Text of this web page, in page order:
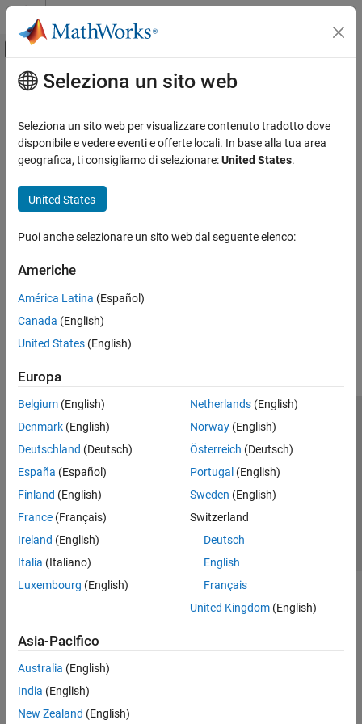
Vai al contenuto
Attiva/disattiva menu di navigazione
Pagina iniziale della documentazione
Contenuto principale
Seleziona un sito web
Seleziona un sito web per visualizzare contenuto tradotto dove
disponibile e vedere eventi e offerte locali. In base alla tua area
geografica, ti consigliamo di selezionare:United States.
United States
Puoi anche selezionare un sito web dal seguente elenco:
Americhe
América Latina (Español)
Canada (English)
United States (English)
Europa
Belgium (English)
Denmark (English)
Deutschland (Deutsch)
España (Español)
Finland (English)
France (Français)
Ireland (English)
Italia (Italiano)
Luxembourg (English)
Netherlands(English)
Norway(English)
Österreich (Deutsch)
Portugal (English)
Sweden (English)
Switzerland
Deutsch
English
Français
United Kingdom(English)
Asia-Pacifico
Australia (English)
India (English)
New Zealand (English)
Centro di fiducia
Informativa sulla privacy
Antipirateria
Stato dell'applicazione
Contatti
© 1994-2026 The MathWorks, Inc.